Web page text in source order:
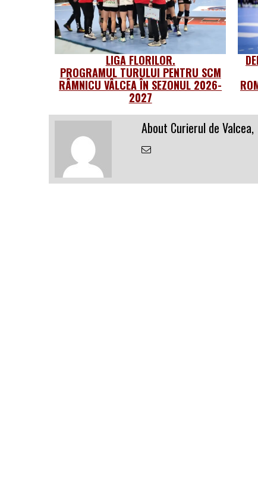
LIGA FLORILOR.
PROGRAMUL TURULUI PENTRU SCM
RÂMNICU VÂLCEA ÎN SEZONUL 2026-
2027
About Curierul de Valcea,
Email